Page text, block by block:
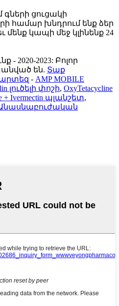
ցուցակի
համար խնդրում ենք ձեր
մենք կապի մեջ կլինենք 24
- 2020-2023: Բոլոր
են. Տաք
- AMP MOBILE
լուծելի փոշի, OxyTetacycline
+ Ivermectin պլանշետ,